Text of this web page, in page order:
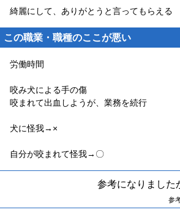
綺麗にして、ありがとうと言ってもらえる
この職業・職種のここが悪い
労働時間
咬み犬による手の傷
咬まれて出血しようが、業務を続行
犬に怪我→×
自分が咬まれて怪我→〇
参考になりました
参